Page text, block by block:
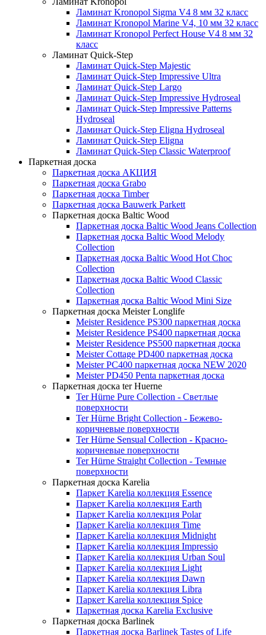
Ламинат Kronopol Sigma V4 8 мм 32 класс
Ламинат Kronopol Marine V4, 10 мм 32 класс
Ламинат Kronopol Perfect House V4 8 мм 32
класс
Ламинат Quick-Step
Ламинат Quick-Step Majestic
Ламинат Quick-Step Impressive Ultra
Ламинат Quick-Step Largo
Ламинат Quick-Step Impressive Hydroseal
Ламинат Quick-Step Impressive Patterns
Hydroseal
Ламинат Quick-Step Eligna Hydroseal
Ламинат Quick-Step Eligna
Ламинат Quick-Step Classic Waterproof
Паркетная доска
Паркетная доска АКЦИЯ
Паркетная доска Grabo
Паркетная доска Timber
Паркетная доска Bauwerk Parkett
Паркетная доска Baltic Wood
Паркетная доска Baltic Wood Jeans Collection
Паркетная доска Baltic Wood Melody
Collection
Паркетная доска Baltic Wood Hot Choc
Collection
Паркетная доска Baltic Wood Classic
Collection
Паркетная доска Baltic Wood Mini Size
Паркетная доска Meister Longlife
Meister Residence PS300 паркетная доска
Meister Residence PS400 паркетная доска
Meister Residence PS500 паркетная доска
Meister Cottage PD400 паркетная доска
Meister PC400 паркетная доска NEW 2020
Meister PD450 Penta паркетная доска
Паркетная доска ter Huerne
Ter Hürne Pure Collection - Светлые
поверхности
Ter Hürne Bright Collection - Бежево-
коричневые поверхности
Ter Hürne Sensual Collection - Красно-
коричневые поверхности
Ter Hürne Straight Collection - Темные
поверхности
Паркетная доска Karelia
Паркет Karelia коллекция Essence
Паркет Karelia коллекция Earth
Паркет Karelia коллекция Polar
Паркет Karelia коллекция Time
Паркет Karelia коллекция Midnight
Паркет Karelia коллекция Impressio
Паркет Karelia коллекция Urban Soul
Паркет Karelia коллекция Light
Паркет Karelia коллекция Dawn
Паркет Karelia коллекция Libra
Паркет Karelia коллекция Spice
Паркетная доска Karelia Exclusive
Паркетная доска Barlinek
Паркетная доска Barlinek Tastes of Life